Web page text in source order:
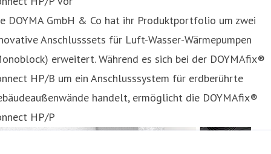
DOYMA GmbH & Co hat ihr Produktportfolio um zwei
Anschlusssets für Luft-Wasser-Wärmepumpen
erweitert. Während es sich bei der DOYMAfix®
HP/B um ein Anschlusssystem für erdberührte
handelt, ermöglicht die DOYMAfix®
HP/P